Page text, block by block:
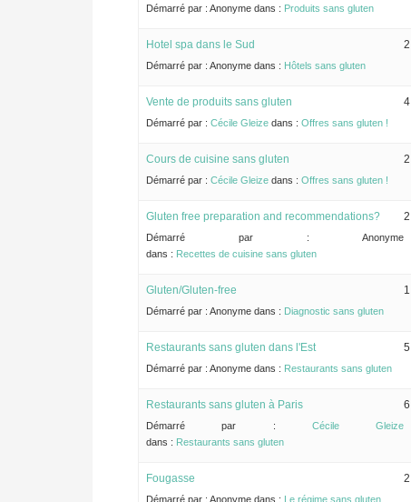
Démarré par : Anonyme dans : Produits sans gluten
Hotel spa dans le Sud
Démarré par : Anonyme dans : Hôtels sans gluten
2
Vente de produits sans gluten
Démarré par : Cécile Gleize dans : Offres sans gluten !
4
Cours de cuisine sans gluten
Démarré par : Cécile Gleize dans : Offres sans gluten !
2
Gluten free preparation and recommendations?
Démarré par :Anonyme
dans : Recettes de cuisine sans gluten
2
Gluten/Gluten-free
Démarré par : Anonyme dans : Diagnostic sans gluten
1
Restaurants sans gluten dans l'Est
Démarré par : Anonyme dans : Restaurants sans gluten
5
Restaurants sans gluten à Paris
Démarré par :Cécile Gleize
dans : Restaurants sans gluten
6
Fougasse
Démarré par : Anonyme dans : Le régime sans gluten
2